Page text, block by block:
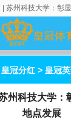
苏州科技大学：彰
皇冠分红 > 皇冠
劳动地点发展
州科技大学
地点发展